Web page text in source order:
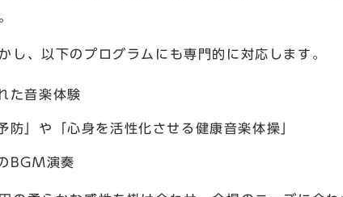
し、以下のプログラムにも専門的に対応します。
た音楽体験
」や「心身を活性化させる健康音楽体操」
BGM演奏